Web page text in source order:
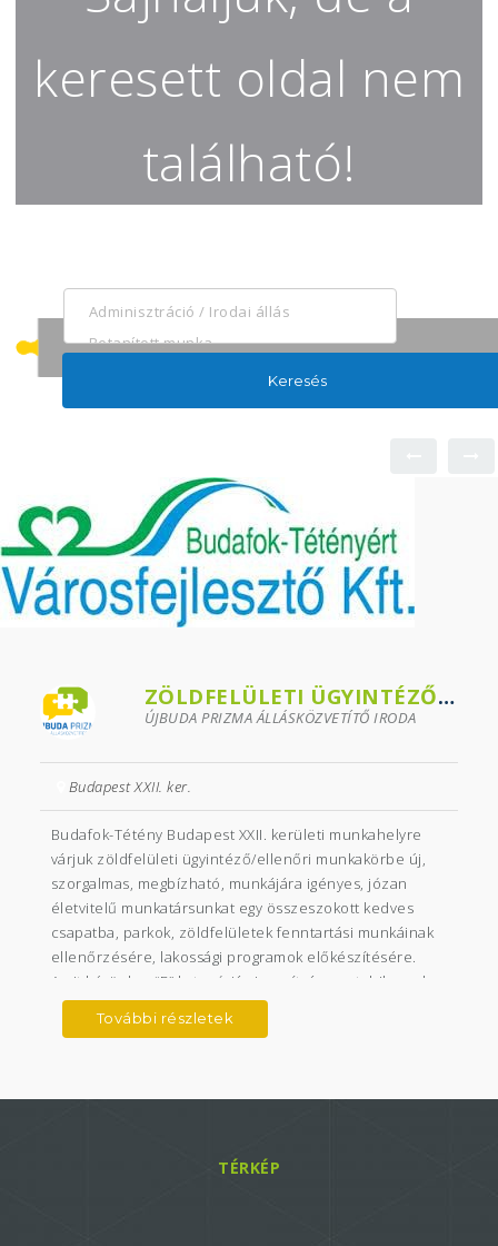
keresett oldal nem
található!
Keresés
ZÖLDFELÜLETI ÜGYINTÉZŐ-...
ÚJBUDA PRIZMA ÁLLÁSKÖZVETÍTŐ IRODA
Budapest XXII. ker.
Budafok-Tétény Budapest XXII. kerületi munkahelyre
várjuk zöldfelületi ügyintéző/ellenőri munkakörbe új,
szorgalmas, megbízható, munkájára igényes, józan
életvitelű munkatársunkat egy összeszokott kedves
csapatba, parkok, zöldfelületek fenntartási munkáinak
ellenőrzésére, lakossági programok előkészítésére.
Amit kérünk: – “B” kategóriás jogosítvány – stabil word,
excel, internet, okos telefon kezelői ismeretek –
növények gondozásával kapcsolatos
szükséges –
További részletek
TÉRKÉP